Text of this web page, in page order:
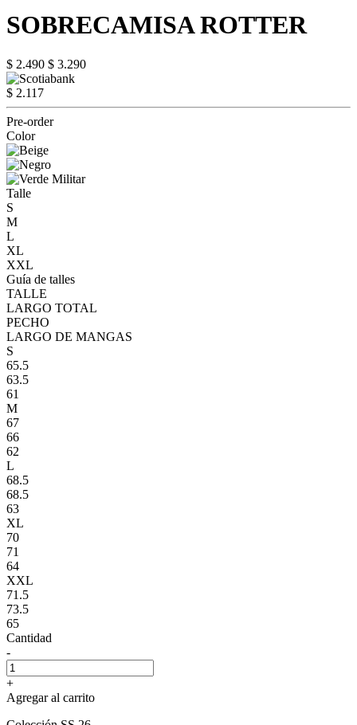
SOBRECAMISA ROTTER
$ 2.490 $ 3.290
$ 2.117
Pre-order
Color
Talle
S
M
L
XL
XXL
Guía de talles
TALLE
LARGO TOTAL
PECHO
LARGO DE MANGAS
S
65.5
63.5
61
M
67
66
62
L
68.5
68.5
63
XL
70
71
64
XXL
71.5
73.5
65
Cantidad
-
+
Agregar al carrito